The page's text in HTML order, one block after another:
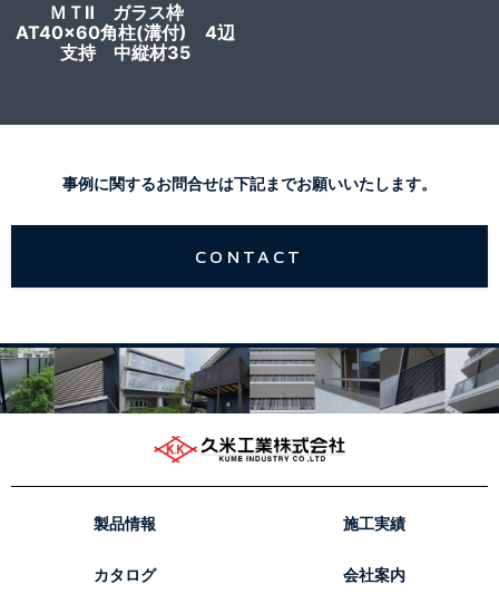
ＭＴⅡ ガラス枠
AT40x60角柱(溝付) 4辺
支持 中縦材35
事例に関するお問合せは下記までお願いいたします。
CONTACT
製品情報 施工実績
カタログ 会社案内